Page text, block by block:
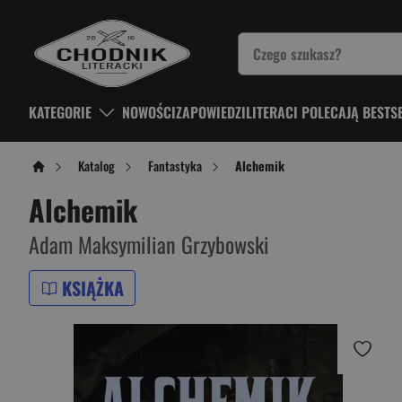
KATEGORIE NOWOŚCIZAPOWIEDZILITERACI POLECAJĄ
Katalog Fantastyka Alchemik
Alchemik
Adam Maksymilian Grzybowski
KSIĄŻKA